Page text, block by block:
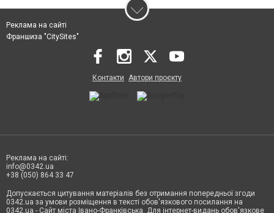
Реклама на сайті
Франшиза "CitySites"
Контакти Автори проєкту
Реклама на сайті:
info@0342.ua
+38 (050) 864 33 47
Допускається цитування матеріалів без отримання попередньої згоди
0342.ua за умови розміщення в тексті обов'язкового посилання на
0342.ua - Сайт міста Івано-Франківська. Для інтернет-видань обов'язкове